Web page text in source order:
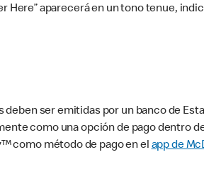
Here” aparecerá en un tono tenue,
ser emitidas por un banco de
como una opción de pago dentro
como método de pago en elapp de